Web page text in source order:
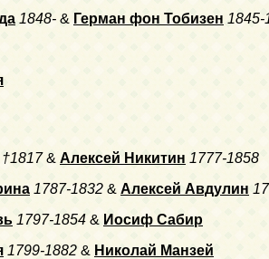
1848- & Герман фон Тобизен 1845-
†1817& Алексей Никитин 1777-1858
1787-1832 & Алексей Авдулин
1797-1854 & Иосиф Сабир
1799-1882 & Николай Манзей